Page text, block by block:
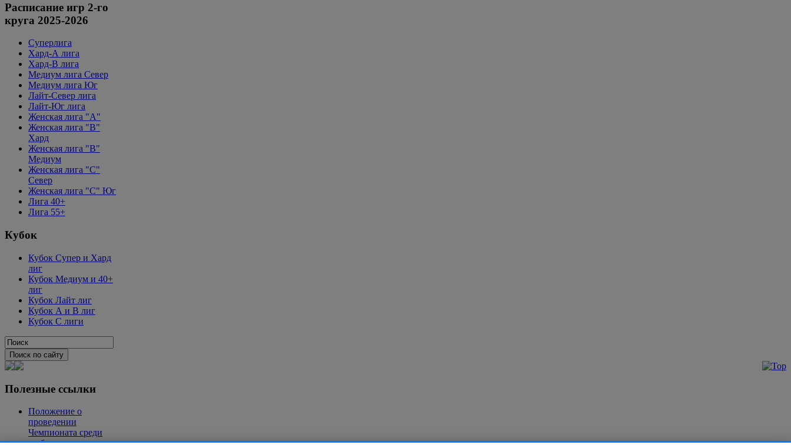
Расписание игр 2-го
круга 2025-2026
Суперлига
Хард-А лига
Хард-В лига
Медиум лига Север
Медиум лига Юг
Лайт-Север лига
Лайт-Юг лига
Женская лига "А"
Женская лига "В"
Хард
Женская лига "В"
Медиум
Женская лига "C"
Север
Женская лига "C" Юг
Лига 40+
Лига 55+
Кубок
Кубок Супер и Хард
лиг
Кубок Медиум и 40+
лиг
Кубок Лайт лиг
Кубок А и В лиг
Кубок С лиги
Полезные ссылки
Положение о
проведении
Чемпионата среди